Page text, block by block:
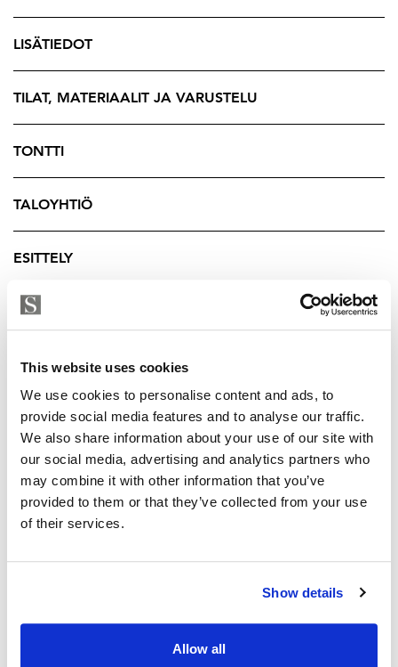
This website uses cookies
We use cookies to personalise content and ads, to
provide social media features and to analyse our traffic.
We also share information about your use of our site with
our social media, advertising and analytics partners who
may combine it with other information that you’ve
provided to them or that they’ve collected from your use
of their services.
Show details
Allow all
+358 41 543 7441
LISÄTIEDOT
TILAT, MATERIAALIT JA VARUSTELU
TONTTI
TALOYHTIÖ
ESITTELY
YRITYKSEN TIEDOT